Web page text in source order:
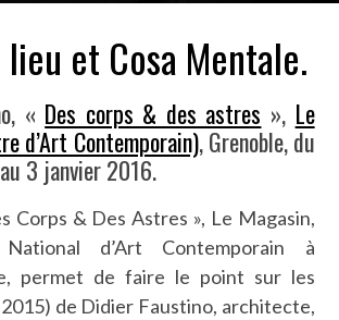
et Cosa Mentale.
« Des corps & des astres », Le
d’Art Contemporain), Grenoble, du
3 janvier 2016.
Corps & Des Astres », Le Magasin,
d’Art Contemporain à
permet de faire le point sur les
de Didier Faustino, architecte,